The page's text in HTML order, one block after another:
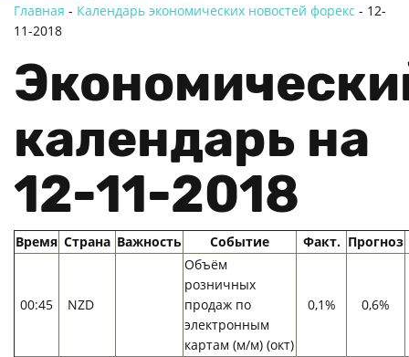
Главная - Календарь экономических новостей форекс - 12-
11-2018
календарь на
12-11-2018
Время Страна Важность Событие Факт. Прогноз
00:45 NZD
Объём
розничных
продаж по
электронным
картам (м/м) (окт)
0,1% 0,6%